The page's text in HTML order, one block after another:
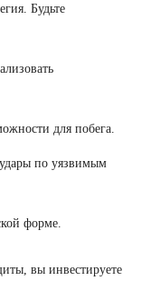
Будьте
для побега.
по уязвимым
форме.
вы инвестируете